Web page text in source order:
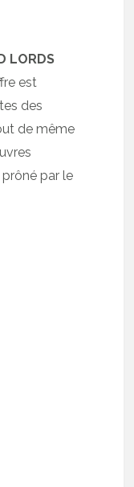
LORDS
est
des
de même
par le